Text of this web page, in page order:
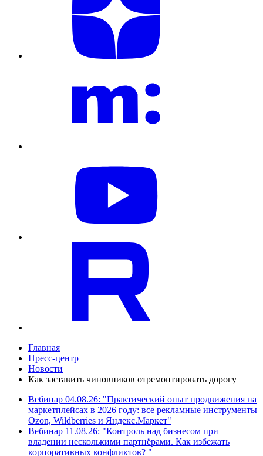
Главная
Пресс-центр
Новости
Как заставить чиновников отремонтировать дорогу
Вебинар 04.08.26: "Практический опыт продвижения на
маркетплейсах в 2026 году: все рекламные инструменты
Ozon, Wildberries и Яндекс.Маркет"
Вебинар 11.08.26: "Контроль над бизнесом при
владении несколькими партнёрами. Как избежать
корпоративных конфликтов? "